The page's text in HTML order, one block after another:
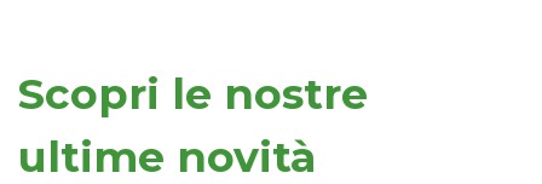
Scopri le nostre
ultime novità